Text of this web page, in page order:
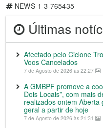
NEWS-1-3-765435
Últimas
Afectado pelo Ciclone
Voos Cancelados
7 de Agosto de 2026 às 22:27
A GMBPF promove a
Dois Locais”, com mais
realizados ontem
geral a partir de hoje
7 de Agosto de 2026 às 21:31